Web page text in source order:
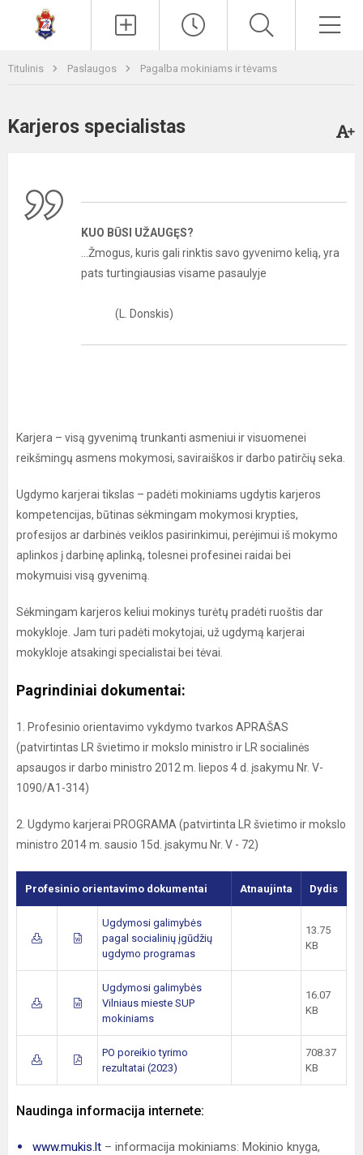
Titulinis Paslaugos Pagalba mokiniams ir tėvams
Karjeros specialistas
KUO BŪSI UŽAUGĘS?
...Žmogus, kuris gali rinktis savo gyvenimo kelią, yra
pats turtingiausias visame pasaulyje
(L. Donskis)
Karjera – visą gyvenimą trunkanti asmeniui ir visuomenei
reikšmingų asmens mokymosi, saviraiškos ir darbo patirčių seka.
Ugdymo karjerai tikslas – padėti mokiniams ugdytis karjeros
kompetencijas, būtinas sėkmingam mokymosi krypties,
profesijos ar darbinės veiklos pasirinkimui, perėjimui iš mokymo
aplinkos į darbinę aplinką, tolesnei profesinei raidai bei
mokymuisi visą gyvenimą.
Sėkmingam karjeros keliui mokinys turėtų pradėti ruoštis dar
mokykloje. Jam turi padėti mokytojai, už ugdymą karjerai
mokykloje atsakingi specialistai bei tėvai.
Pagrindiniai dokumentai:
1. Profesinio orientavimo vykdymo tvarkos APRAŠAS
(patvirtintas LR švietimo ir mokslo ministro ir LR socialinės
apsaugos ir darbo ministro 2012 m. liepos 4 d. įsakymu Nr. V-
1090/A1-314)
2. Ugdymo karjerai PROGRAMA (patvirtinta LR švietimo ir mokslo
ministro 2014 m. sausio 15d. įsakymu Nr. V - 72)
Profesinio orientavimo dokumentai Atnaujinta Dydis
Ugdymosi galimybės
pagal socialinių įgūdžių
ugdymo programas
13.75
KB
Ugdymosi galimybės
Vilniaus mieste SUP
mokiniams
16.07
KB
PO poreikio tyrimo
rezultatai (2023)
708.37
KB
Naudinga informacija internete:
www.mukis.lt – informacija mokiniams: Mokinio knyga,